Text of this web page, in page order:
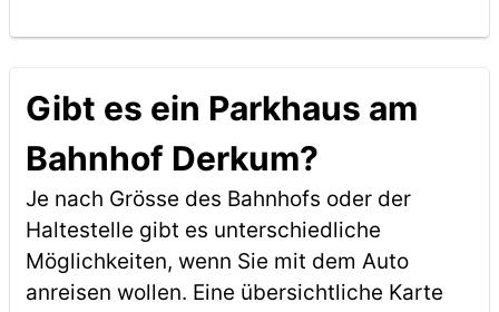
Gibt es ein Parkhaus am
Bahnhof Derkum?
Je nach Grösse des Bahnhofs oder der
Haltestelle gibt es unterschiedliche
Möglichkeiten, wenn Sie mit dem Auto
anreisen wollen. Eine übersichtliche Karte